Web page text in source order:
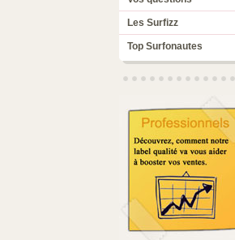
Les Surfizz
Top Surfonautes